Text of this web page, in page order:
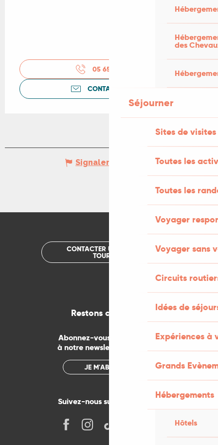
des
Séjourner
Sites de visites
Toutes les
Toutes les
Voyager
Voyager sans
Circuits
Idées de
Expériences à
Grands
Hébergements
Hôtels
05 65 34 78
CONTACTEZ-NOUS
Signaler une erreur
CONTACTER UN OFFICE DE
TOURISME
Restons connectés
Abonnez-vous gratuitement
à notre newsletter mensuelle
JE M'ABONNE
Suivez-nous sur les réseaux !